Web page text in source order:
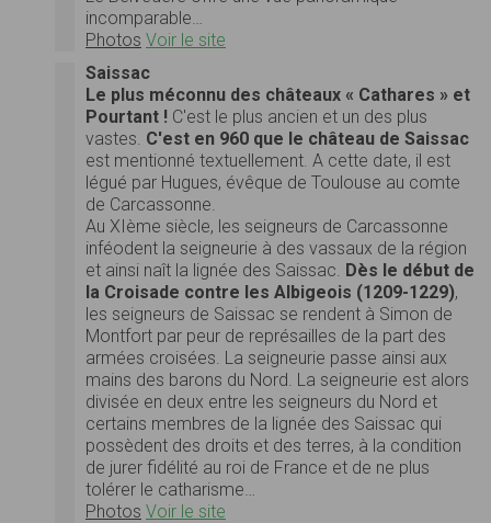
incomparable…
Photos Voir le site
Saissac
Le plus méconnu des châteaux « Cathares » et
Pourtant ! C'est le plus ancien et un des plus
vastes. C'est en 960 que le château de Saissac
est mentionné textuellement. A cette date, il est
légué par Hugues, évêque de Toulouse au comte
de Carcassonne.
Au XIème siècle, les seigneurs de Carcassonne
inféodent la seigneurie à des vassaux de la région
et ainsi naît la lignée des Saissac. Dès le début de
la Croisade contre les Albigeois (1209-1229),
les seigneurs de Saissac se rendent à Simon de
Montfort par peur de représailles de la part des
armées croisées. La seigneurie passe ainsi aux
mains des barons du Nord. La seigneurie est alors
divisée en deux entre les seigneurs du Nord et
certains membres de la lignée des Saissac qui
possèdent des droits et des terres, à la condition
de jurer fidélité au roi de France et de ne plus
tolérer le catharisme…
Photos Voir le site